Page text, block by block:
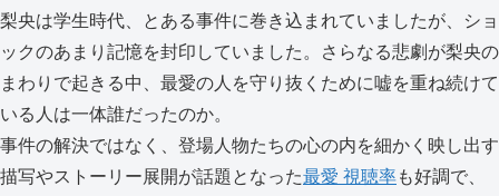
梨央は学生時代、とある事件に巻き込まれていましたが、ショ
ックのあまり記憶を封印していました。さらなる悲劇が梨央の
まわりで起きる中、最愛の人を守り抜くために嘘を重ね続けて
いる人は一体誰だったのか。
事件の解決ではなく、登場人物たちの心の内を細かく映し出す
描写やストーリー展開が話題となった最愛 視聴率も好調で、